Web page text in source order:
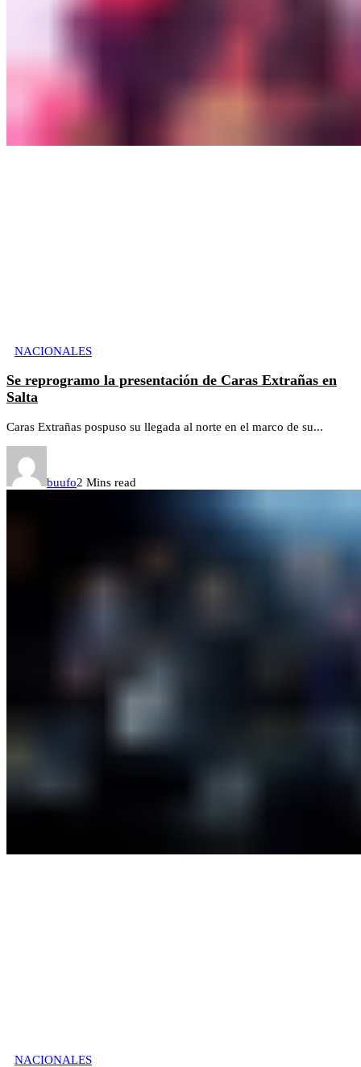
NACIONALES
Se reprogramo la presentación de Caras Extrañas en
Salta
Caras Extrañas pospuso su llegada al norte en el marco de su...
buufo2 Mins read
NACIONALES